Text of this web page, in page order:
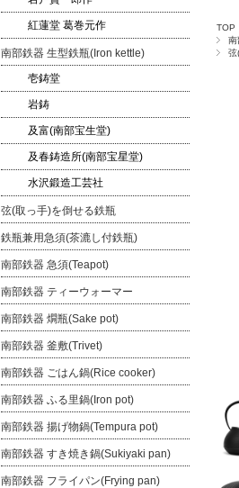
TOP
南
弦
紅蓮堂 葛巻元作
南部鉄器 生型鉄瓶(Iron kettle)
壱鋳堂
岩鋳
及富(南部宝生堂)
及春鋳造所(南部宝星堂)
水沢鍛造工芸社
弦(取っ手)を倒せる鉄瓶
鉄瓶兼用急須(茶漉し付鉄瓶)
南部鉄器 急須(Teapot)
南部鉄器 ティーウォーマー
南部鉄器 燗瓶(Sake pot)
南部鉄器 釜敷(Trivet)
南部鉄器 ごはん鍋(Rice cooker)
南部鉄器 ふる里鍋(Iron pot)
南部鉄器 揚げ物鍋(Tempura pot)
南部鉄器 すき焼き鍋(Sukiyaki pan)
南部鉄器 フライパン(Frying pan)